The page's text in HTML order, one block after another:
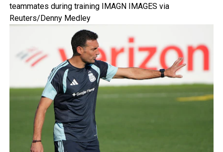
teammates during training IMAGN IMAGES via
Reuters/Denny Medley